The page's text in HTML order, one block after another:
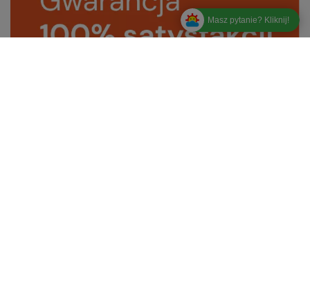
Masz pytanie? Kliknij!